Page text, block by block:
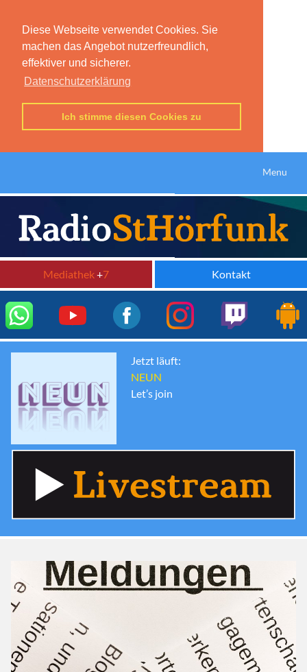
Diese Webseite verwendet Cookies. Sie
machen das Angebot nutzerfreundlich,
effektiver und sicherer.
Datenschutzerklärung
Ich stimme diesen Cookies zu
Menu
Mediathek+7 Kontakt
Jetzt läuft:
NEUN
Let’s join